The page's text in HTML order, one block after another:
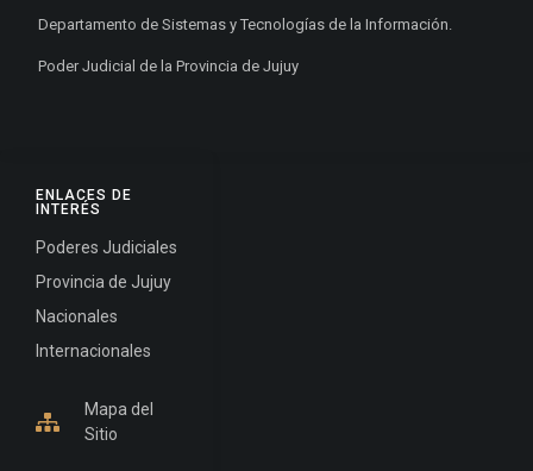
ENLACES DE
INTERÉS
Poderes Judiciales
Provincia de Jujuy
Nacionales
Internacionales
Mapa del
Sitio
Departamento de Sistemas y Tecnologías de la Información.
Poder Judicial de la Provincia de Jujuy